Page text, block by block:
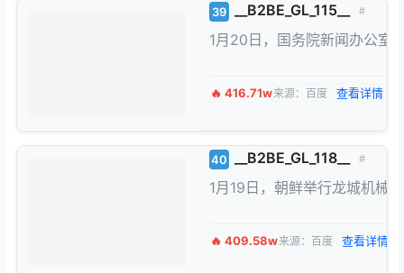
39 __B2BE_GL_115__ #
1月20日，国务院新闻办公室
🔥 416.71w来源：百度 查看详情 →
40 __B2BE_GL_118__ #
1月19日，朝鲜举行龙城机械
🔥 409.58w来源：百度 查看详情 →